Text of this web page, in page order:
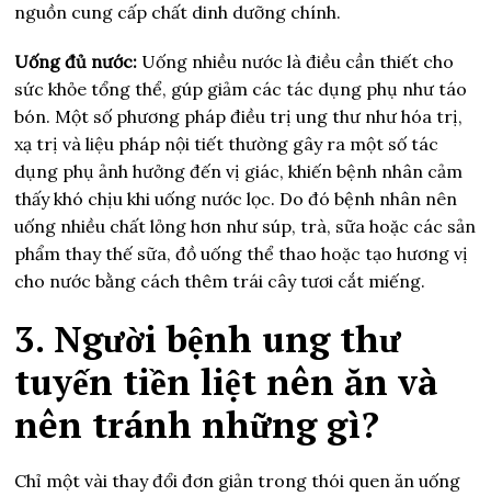
nguồn cung cấp chất dinh dưỡng chính.
Uống đủ nước: Uống nhiều nước là điều cần thiết cho
sức khỏe tổng thể, gúp giảm các tác dụng phụ như táo
bón. Một số phương pháp điều trị ung thư như hóa trị,
xạ trị và liệu pháp nội tiết thường gây ra một số tác
dụng phụ ảnh hưởng đến vị giác, khiến bệnh nhân cảm
thấy khó chịu khi uống nước lọc. Do đó bệnh nhân nên
uống nhiều chất lỏng hơn như súp, trà, sữa hoặc các sản
phẩm thay thế sữa, đồ uống thể thao hoặc tạo hương vị
cho nước bằng cách thêm trái cây tươi cắt miếng.
3. Người bệnh ung thư
tuyến tiền liệt nên ăn và
nên tránh những gì?
Chỉ một vài thay đổi đơn giản trong thói quen ăn uống